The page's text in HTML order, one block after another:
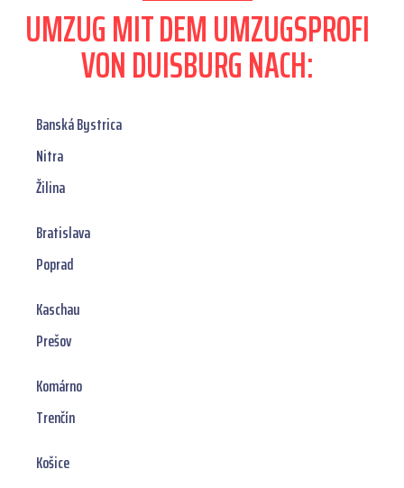
UMZUG MIT DEM UMZUGSPROFI
VON DUISBURG NACH:
Banská Bystrica
Nitra
Žilina
Bratislava
Poprad
Kaschau
Prešov
Komárno
Trenčín
Košice